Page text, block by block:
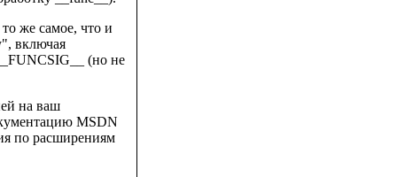
же самое, что и
включая
(но не
на ваш
MSDN
по расширениям